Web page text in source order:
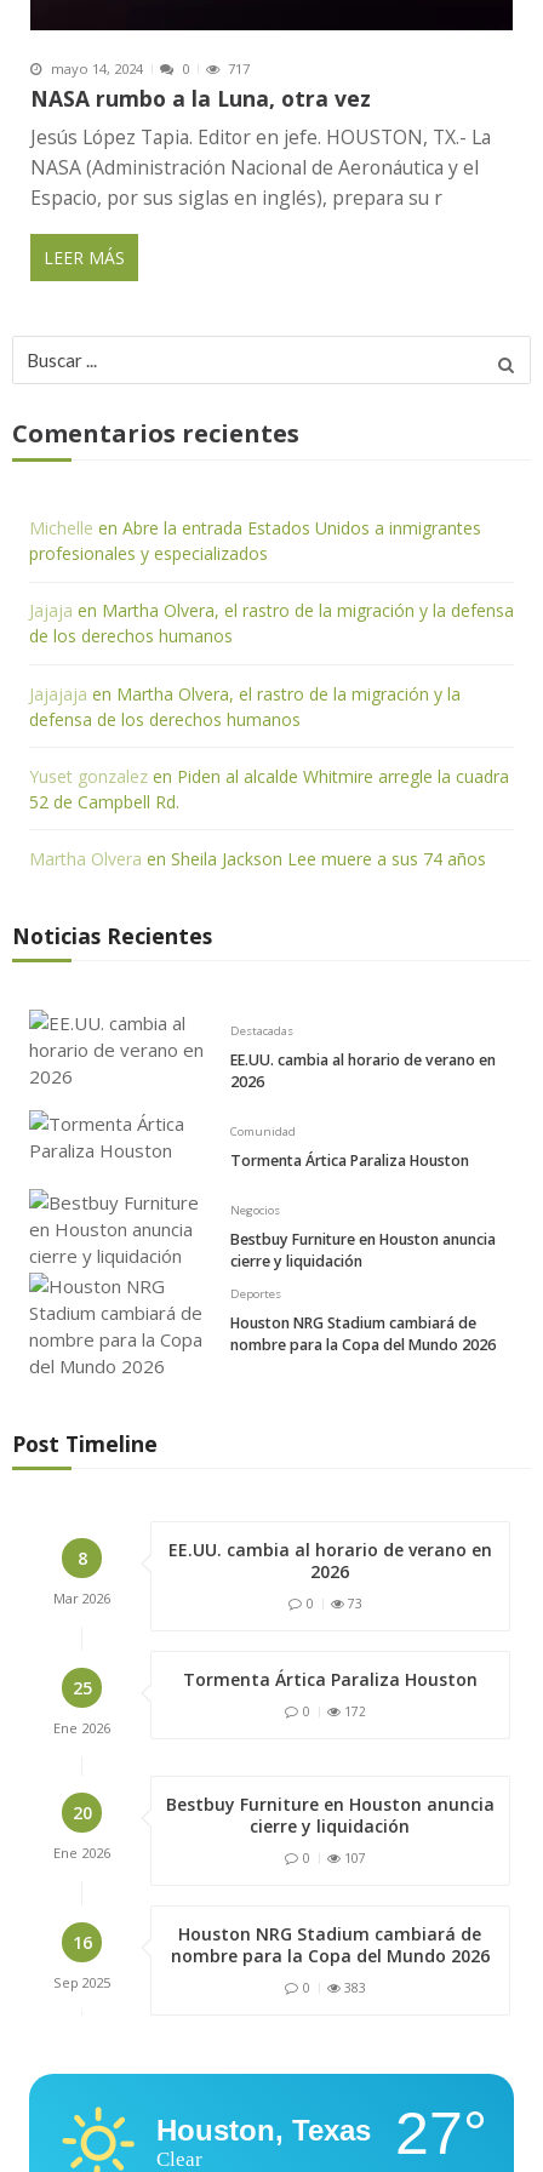
mayo 14, 2024 0 717
NASA rumbo a la Luna, otra vez
Jesús López Tapia. Editor en jefe. HOUSTON, TX.- La
NASA (Administración Nacional de Aeronáutica y el
Espacio, por sus siglas en inglés), prepara su r
LEER MÁS
Buscar
por:
Comentarios recientes
Michelle en Abre la entrada Estados Unidos a inmigrantes
profesionales y especializados
Jajaja en Martha Olvera, el rastro de la migración y la defensa
de los derechos humanos
Jajajaja en Martha Olvera, el rastro de la migración y la
defensa de los derechos humanos
Yuset gonzalez en Piden al alcalde Whitmire arregle la cuadra
52 de Campbell Rd.
Martha Olvera en Sheila Jackson Lee muere a sus 74 años
Noticias Recientes
Destacadas
EE.UU. cambia al horario de verano en
2026
Comunidad
Tormenta Ártica Paraliza Houston
Negocios
Bestbuy Furniture en Houston anuncia
cierre y liquidación
Deportes
Houston NRG Stadium cambiará de
nombre para la Copa del Mundo 2026
Post Timeline
8
Mar 2026
EE.UU. cambia al horario de verano en
2026
0 73
25
Ene 2026
Tormenta Ártica Paraliza Houston
0 172
20
Ene 2026
Bestbuy Furniture en Houston anuncia
cierre y liquidación
0 107
16
Sep 2025
Houston NRG Stadium cambiará de
nombre para la Copa del Mundo 2026
0 383
Houston, Texas
Clear 27°